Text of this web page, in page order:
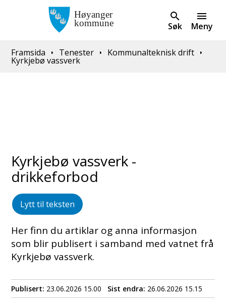
Søk Meny
Du er her:
Framsida Tenester Kommunalteknisk drift
Kyrkjebø vassverk
Kyrkjebø vassverk -
drikkeforbod
Lytt til teksten
Her finn du artiklar og anna informasjon
som blir publisert i samband med vatnet frå
Kyrkjebø vassverk.
Publisert 23.06.2026 15.00 Sist endra 26.06.2026 15.15